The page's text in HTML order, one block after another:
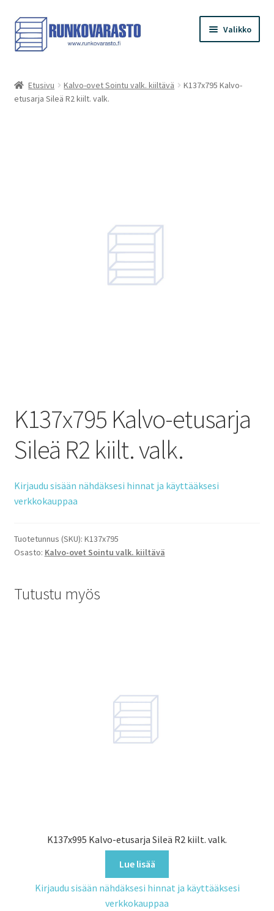
Siirry
navigointiin
Siirry
sisältöön
Valikko
Kauppa
Etusivu Kalvo-ovet Sointu valk. kiiltävä
K137x795 Kalvo-
etusarja Sileä R2 kiilt. valk.
K137x795 Kalvo-etusarja
Sileä R2 kiilt. valk.
Kirjaudu sisään nähdäksesi hinnat ja käyttääksesi
verkkokauppaa
Tuotetunnus (SKU): K137x795
Osasto: Kalvo-ovet Sointu valk. kiiltävä
Tutustu myös
K137x995 Kalvo-etusarja Sileä R2 kiilt. valk.
Lue lisää
Kirjaudu sisään nähdäksesi hinnat ja käyttääksesi
verkkokauppaa